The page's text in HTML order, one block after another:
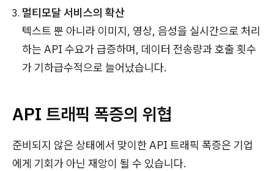
멀티모달 서비스의 확산
텍스트 뿐 아니라 이미지, 영상, 음성을 실시간으로 처리
하는 API 수요가 급증하며, 데이터 전송량과 호출 횟수
가 기하급수적으로 늘어났습니다.
API 트래픽 폭증의 위협
준비되지 않은 상태에서 맞이한 API 트래픽 폭증은 기업
에게 기회가 아닌 재앙이 될 수 있습니다.